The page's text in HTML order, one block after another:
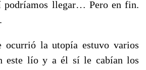
podríamos llegar… Pero en fin.
ocurrió la utopía estuvo varios
este lío y a él sí le cabían los